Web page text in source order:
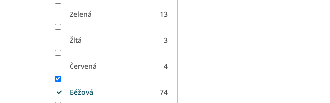
Zelená 13
Žltá 3
Červená 4
Béžová 74